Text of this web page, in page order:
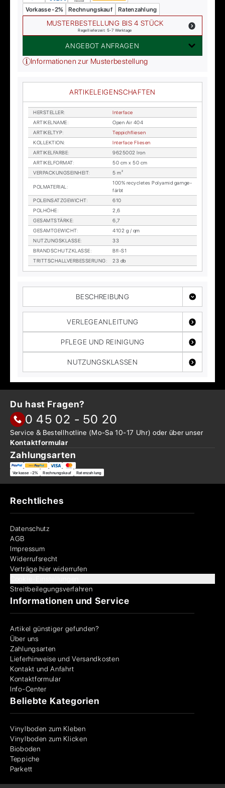
Vorkasse -2% Rechnungskauf Ratenzahlung
MUSTERBESTELLUNG BIS 4 STÜCK
Regellieferzeit: 5-7 Werktage
ANGEBOT ANFRAGEN
Informationen zur Musterbestellung
ARTIKELEIGENSCHAFTEN
HER­STEL­LER:
In­ter­face
AR­TI­KEL­NA­ME:
Open Air 404
AR­TI­KEL­TYP:
Tep­pich­flie­sen
KOL­LEK­TI­ON:
In­ter­face Flie­sen
AR­TI­KEL­FAR­BE:
9625002 Iron
AR­TI­KEL­FOR­MAT:
50 cm x 50 cm
VER­PA­CKUNGS­EIN­HEIT: 5 m²
POL­MA­TE­RI­AL :
100% re­cy­cle­tes Po­ly­amid garn­ge­
färbt
POL­EIN­SATZ­GE­WICHT:
610
POL­HÖ­HE:
2,6
GE­SAMT­STÄR­KE:
6,7
GE­SAMT­GE­WICHT:
4102 g / qm
NUT­ZUNGS­KLAS­SE:
33
BRAND­SCHUTZ­KLAS­SE:
Bfl-S1
TRITT­SCHALL­VER­BES­SE­RUNG: 23 db
BESCHREIBUNG
VERLEGEANLEITUNG
PFLEGE UND REINIGUNG
NUTZUNGSKLASSEN
Du hast Fragen?
0 45 02 - 50 20
Service & Bestellhotline (Mo-Sa 10-17 Uhr) oder überunser
Kontaktformular
Zahlungsarten
Vorkasse -2% Rechnungskauf Ratenzahlung
Rechtliches
Datenschutz
AGB
Impressum
Widerrufsrecht
Verträge hier widerrufen
Streitbeilegungsverfahren
Informationen und Service
Artikel günstiger gefunden?
Über uns
Zahlungsarten
Lieferhinweise und Versandkosten
Kontakt und Anfahrt
Kontaktformular
Info-Center
Beliebte Kategorien
Vinylboden zum Kleben
Vinylboden zum Klicken
Bioboden
Teppiche
Parkett